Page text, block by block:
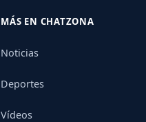
MÁS EN CHATZONA
Noticias
Deportes
Vídeos